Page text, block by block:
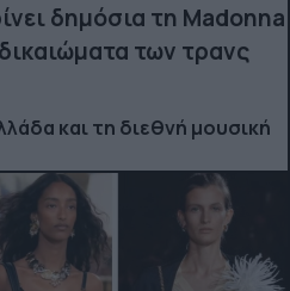
δημόσια τη Madonna
των τρανς
και τη διεθνή μουσική